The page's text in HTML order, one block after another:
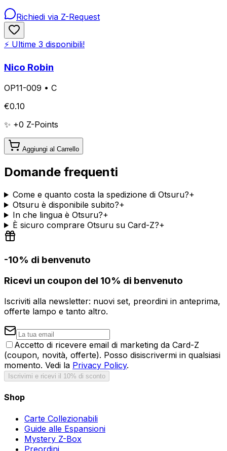
Richiedi via Z-Request
⚡ Ultime 3 disponibili!
Nico Robin
OP11-009 • C
€0.10
✨ +0 Z-Points
Aggiungi al Carrello
Domande frequenti
Come e quanto costa la spedizione di Otsuru?+
Otsuru è disponibile subito?+
In che lingua è Otsuru?+
È sicuro comprare Otsuru su Card-Z?+
-10% di benvenuto
Ricevi un coupon del 10% di benvenuto
Iscriviti alla newsletter: nuovi set, preordini in anteprima,
offerte lampo e tanto altro.
Accetto di ricevere email di marketing da Card-Z
(coupon, novità, offerte). Posso disiscrivermi in qualsiasi
momento. Vedi la Privacy Policy.
Iscrivimi e ricevi il 10% di sconto
Shop
Carte Collezionabili
Guide alle Espansioni
Mystery Z-Box
Preordini